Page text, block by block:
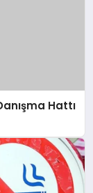
Hattı